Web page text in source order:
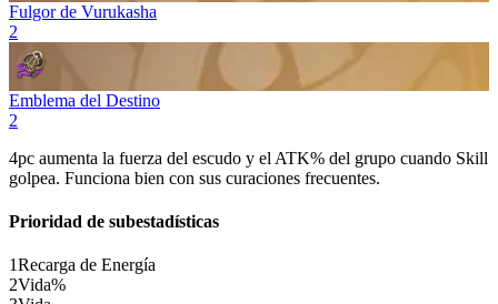
Fulgor de Vurukasha
2
Emblema del Destino
2
4pc aumenta la fuerza del escudo y el ATK% del grupo cuando Skill
golpea. Funciona bien con sus curaciones frecuentes.
Prioridad de subestadísticas
1Recarga de Energía
2Vida%